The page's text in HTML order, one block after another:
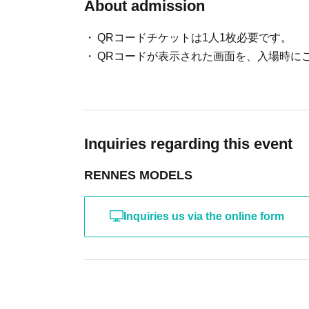
※悪質な場合には、法的措置をとらせていただくこと
About admission
QRコードチケットは1人1枚必要です。
QRコードが表示された画面を、入場時に
Inquiries regarding this event
RENNES MODELS
Inquiries us via the online form